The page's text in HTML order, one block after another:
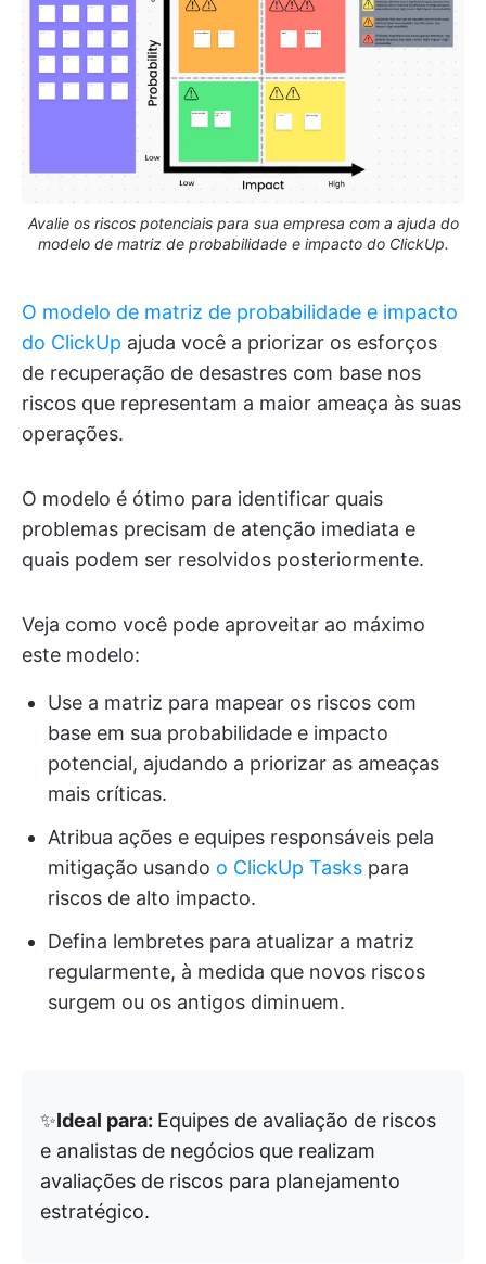
Avalie os riscos potenciais para sua empresa com a ajuda do
modelo de matriz de probabilidade e impacto do ClickUp.
O modelo de matriz de probabilidade e impacto
do ClickUp ajuda você a priorizar os esforços
de recuperação de desastres com base nos
riscos que representam a maior ameaça às suas
operações.
O modelo é ótimo para identificar quais
problemas precisam de atenção imediata e
quais podem ser resolvidos posteriormente.
Veja como você pode aproveitar ao máximo
este modelo:
Use a matriz para mapear os riscos com
base em sua probabilidade e impacto
potencial, ajudando a priorizar as ameaças
mais críticas.
Atribua ações e equipes responsáveis pela
mitigação usando o ClickUp Tasks para
riscos de alto impacto.
Defina lembretes para atualizar a matriz
regularmente, à medida que novos riscos
surgem ou os antigos diminuem.
✨Ideal para: Equipes de avaliação de riscos
e analistas de negócios que realizam
avaliações de riscos para planejamento
estratégico.